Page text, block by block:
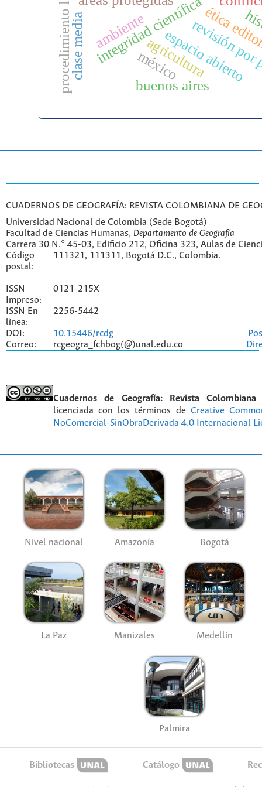
ética
integridad científicarevisión
agricultura
ambiente
procedimiento legal espacio abierto
buenos aires
clase media méxico
CUADERNOS DE GEOGRAFÍA: REVISTA COLOMBIANA DE
Universidad Nacional de Colombia (Sede Bogotá)
Facultad de Ciencias Humanas, Departamento de Geografía
Carrera 30 N.° 45-03, Edificio 212, Oficina 323, Aulas de
Código
postal:
111321, 111311, Bogotá D.C., Colombia.
ISSN
Impreso:
0121-215X
ISSN En
lìnea:
2256-5442
DOI: 10.15446/rcdg
Correo:
rcgeogra_fchbog(@)unal.edu.co
Cuadernos de Geografía: Revista Colombiana
licenciada con los términos de Creative
NoComercial-SinObraDerivada 4.0 Internacional
Nivel nacional Amazonía Bogotá
La Paz Manizales Medellín
Palmira
Bibliotecas Catálogo